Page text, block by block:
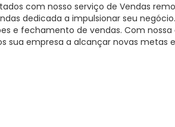
com nosso serviço de Vendas
dedicada a impulsionar seu
e fechamento de vendas. Com
sua empresa a alcançar novas metas